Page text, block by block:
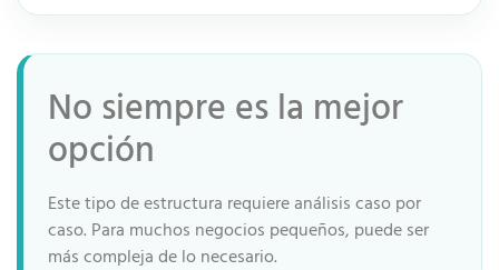
No siempre es la mejor
opción
Este tipo de estructura requiere análisis caso por
caso. Para muchos negocios pequeños, puede ser
más compleja de lo necesario.